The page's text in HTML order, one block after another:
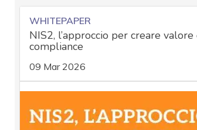
WHITEPAPER
NIS2, l’approccio per creare
compliance
09 Mar 2026